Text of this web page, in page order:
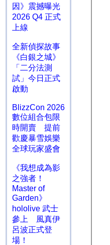
因》震撼曝光
2026 Q4 正式
上線
全新偵探故事
《白銀之城》
「二分法測
試」今日正式
啟動
BlizzCon 2026
數位組合包限
時開賣 提前
歡慶暴雪娛樂
全球玩家盛會
《我想成為影
之強者！
Master of
Garden》
hololive 武士
參上 風真伊
呂波正式登
場！